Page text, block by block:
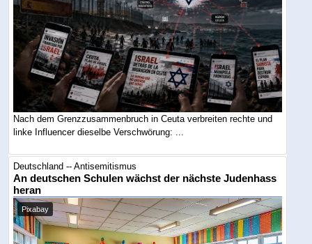
Nach dem Grenzzusammenbruch in Ceuta verbreiten rechte und
linke Influencer dieselbe Verschwörung: ...
Deutschland -- Antisemitismus
An deutschen Schulen wächst der nächste Judenhass
heran
Pixabay